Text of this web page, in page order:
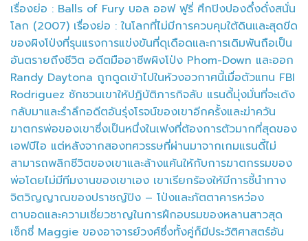
เรื่องย่อ : Balls of Fury บอล ออฟ ฟูรี่ ศึกปิงปองดึ๋งดั๋งสนั่น
โลก (2007) เรื่องย่อ : ในโลกที่ไม่มีการควบคุมใต้ดินและสุดขีด
ของผิงโป่งที่รุนแรงการแข่งขันที่ดุเดือดและการเดิมพันถือเป็น
อันตรายถึงชีวิต อดีตมืออาชีพผิงโป่ง Phom-Down และออก
Randy Daytona ถูกดูดเข้าไปในห้วงอวกาศนี้เมื่อตัวแทน FBI
Rodriguez ชักชวนเขาให้ปฏิบัติภารกิจลับ แรนดี้มุ่งมั่นที่จะเด้ง
กลับมาและรำลึกอดีตอันรุ่งโรจน์ของเขาอีกครั้งและฆ่าควัน
ฆาตกรพ่อของเขาซึ่งเป็นหนึ่งในเฟงที่ต้องการตัวมากที่สุดของ
เอฟบีไอ แต่หลังจากสองทศวรรษที่ผ่านมาจากเกมแรนดี้ไม่
สามารถพลิกชีวิตของเขาและล้างแค้นให้กับการฆาตกรรมของ
พ่อโดยไม่มีทีมงานของเขาเอง เขาเรียกร้องให้มีการชี้นำทาง
จิตวิญญาณของปราชญ์ปิง – โป่งและภัตตาคารหว่อง
ตาบอดและความเชี่ยวชาญในการฝึกอบรมของหลานสาวสุด
เซ็กซี่ Maggie ของอาจารย์วงศ์ซึ่งทั้งคู่ก็มีประวัติศาสตร์อัน